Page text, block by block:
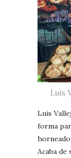
Luis
Luis
forma
Acaba